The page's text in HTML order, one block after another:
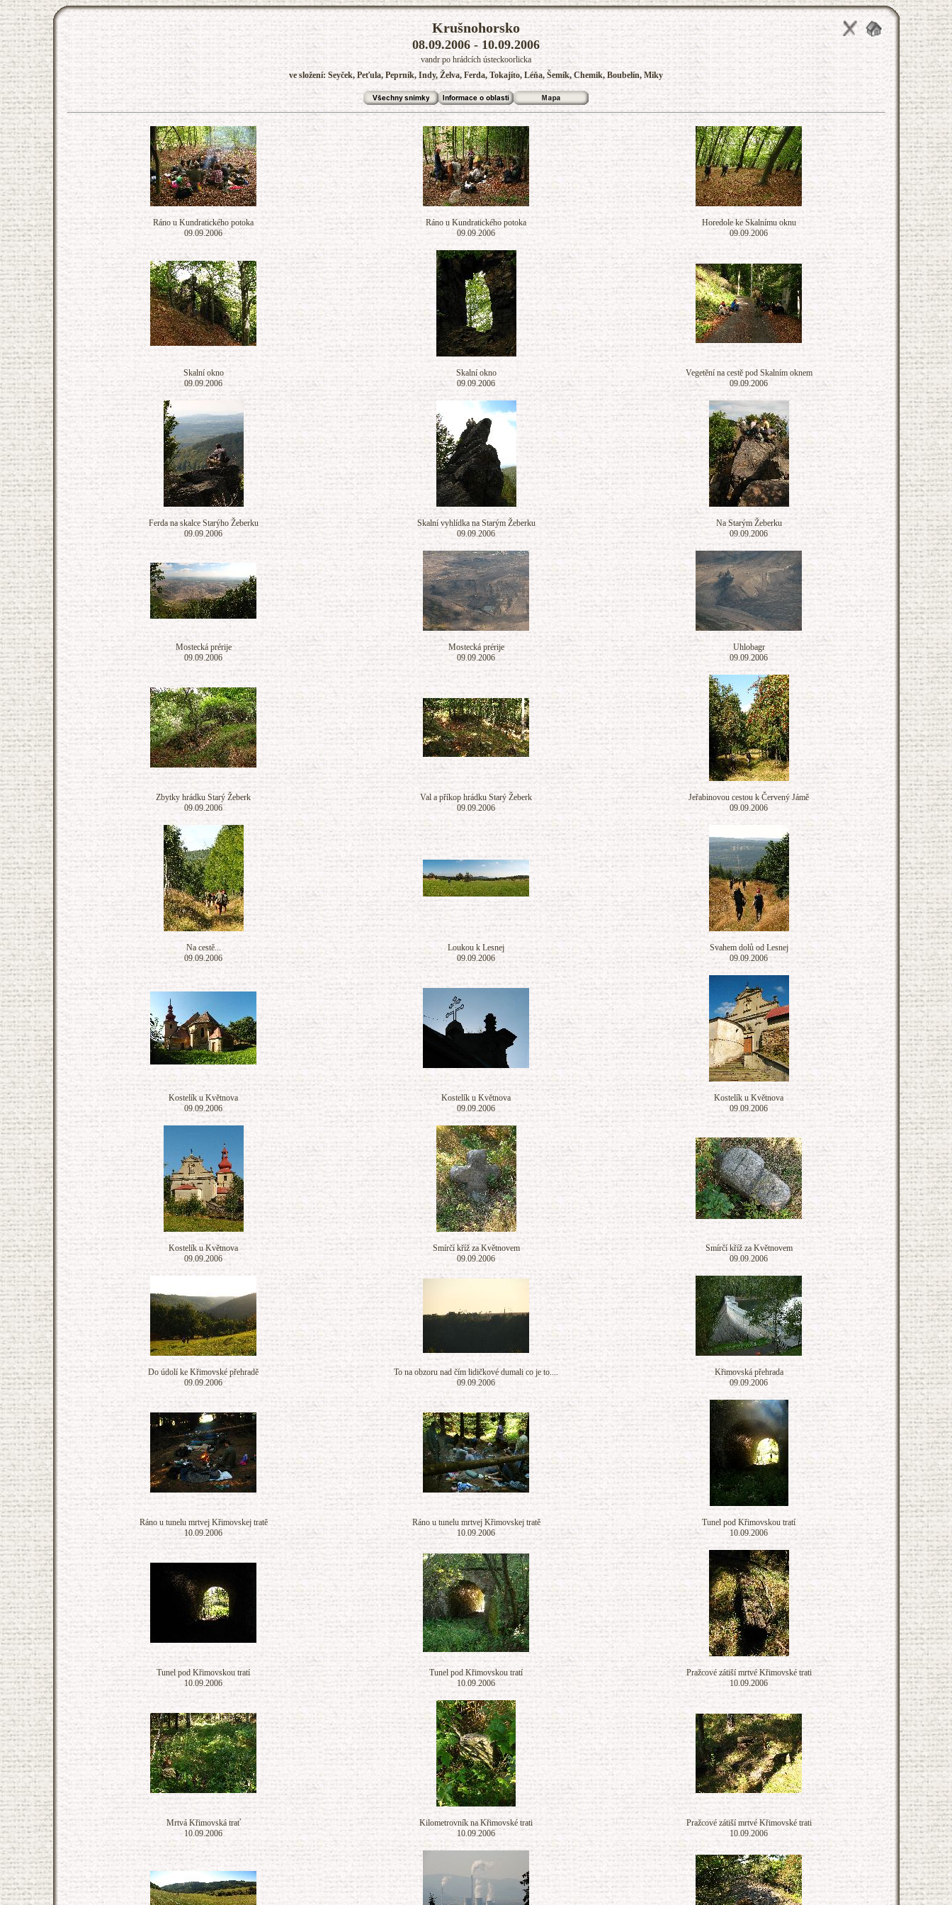
Krušnohorsko
08.09.2006 - 10.09.2006
vandr po hrádcích ústeckoorlicka
ve složení: Seyček, Peťula, Peprník, Indy, Želva, Ferda, Tokajíto, Léňa, Šemík, Chemik, Boubelín, Miky
Ráno u Kundratického potoka
09.09.2006
Ráno u Kundratického potoka
09.09.2006
Horedole ke Skalnímu oknu
09.09.2006
Skalní okno
09.09.2006
Skalní okno
09.09.2006
Vegetění na cestě pod Skalním oknem
09.09.2006
Ferda na skalce Starýho Žeberku
09.09.2006
Skalní vyhlídka na Starým Žeberku
09.09.2006
Na Starým Žeberku
09.09.2006
Mostecká prérije
09.09.2006
Mostecká prérije
09.09.2006
Uhlobagr
09.09.2006
Zbytky hrádku Starý Žeberk
09.09.2006
Val a příkop hrádku Starý Žeberk
09.09.2006
Jeřabinovou cestou k Červený Jámě
09.09.2006
Na cestě...
09.09.2006
Loukou k Lesnej
09.09.2006
Svahem dolů od Lesnej
09.09.2006
Kostelík u Květnova
09.09.2006
Kostelík u Květnova
09.09.2006
Kostelík u Květnova
09.09.2006
Kostelík u Květnova
09.09.2006
Smírčí kříž za Květnovem
09.09.2006
Smírčí kříž za Květnovem
09.09.2006
Do údolí ke Křimovské přehradě
09.09.2006
To na obzoru nad čím lidičkové dumali co je to....
09.09.2006
Křimovská přehrada
09.09.2006
Ráno u tunelu mrtvej Křimovskej tratě
10.09.2006
Ráno u tunelu mrtvej Křimovskej tratě
10.09.2006
Tunel pod Křimovskou tratí
10.09.2006
Tunel pod Křimovskou tratí
10.09.2006
Tunel pod Křimovskou tratí
10.09.2006
Pražcové zátiší mrtvé Křimovské trati
10.09.2006
Mrtvá Křimovská trať
10.09.2006
Kilometrovník na Křimovské trati
10.09.2006
Pražcové zátiší mrtvé Křimovské trati
10.09.2006